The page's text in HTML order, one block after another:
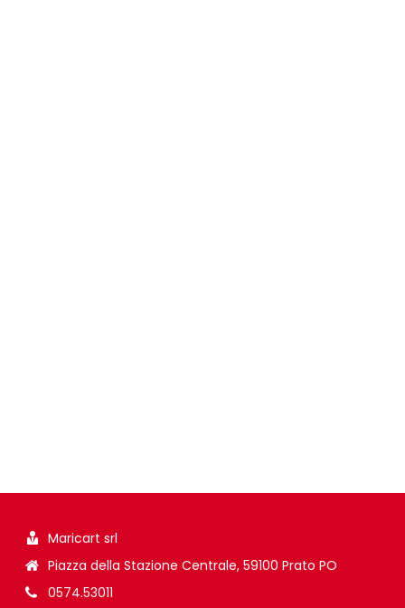
Maricart srl
Piazza della Stazione Centrale, 59100 Prato PO
0574.53011